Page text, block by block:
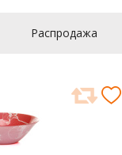
Распродажа